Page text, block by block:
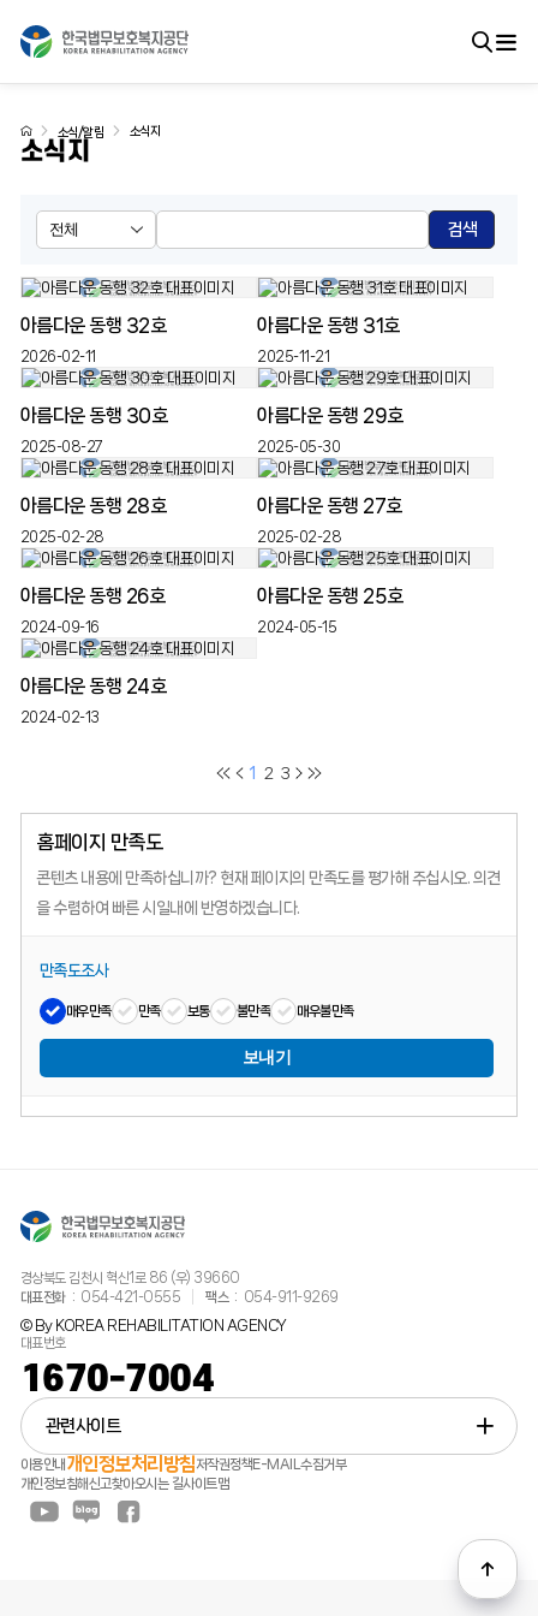
소식지
소식/알림 소식지
검색
아름다운 동행 32호
2026-02-11
아름다운 동행 31호
2025-11-21
아름다운 동행 30호
2025-08-27
아름다운 동행 29호
2025-05-30
아름다운 동행 28호
2025-02-28
아름다운 동행 27호
2025-02-28
아름다운 동행 26호
2024-09-16
아름다운 동행 25호
2024-05-15
아름다운 동행 24호
2024-02-13
1 2 3
홈페이지 만족도
콘텐츠 내용에 만족하십니까? 현재 페이지의 만족도를 평가해 주십시오. 의견
을 수렴하여 빠른 시일내에 반영하겠습니다.
만족도조사
매우만족 만족 보통 불만족 매우불만족
보내기
이용안내 개인정보처리방침저작권정책E-MAIL수집거부
개인정보침해신고찾아오시는 길사이트맵
경상북도 김천시 혁신1로 86 (우) 39660
대표전화
054-421-0555 팩스 054-911-9269
© By KOREA REHABILITATION AGENCY
대표번호
1670-7004
관련사이트